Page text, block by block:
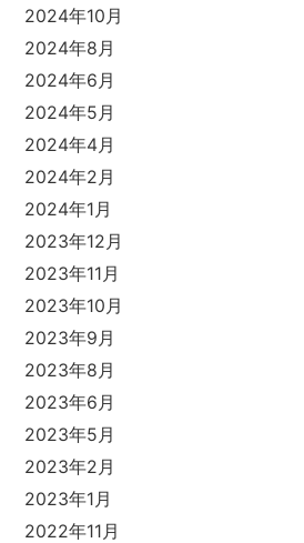
2024年10月
2024年8月
2024年6月
2024年5月
2024年4月
2024年2月
2024年1月
2023年12月
2023年11月
2023年10月
2023年9月
2023年8月
2023年6月
2023年5月
2023年2月
2023年1月
2022年11月